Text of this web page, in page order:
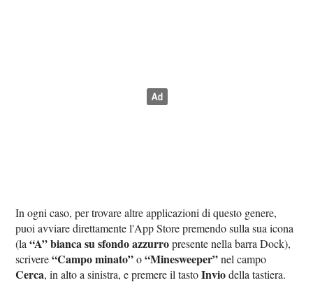
In ogni caso, per trovare altre applicazioni di questo genere,
puoi avviare direttamente l'App Store premendo sulla sua icona
(la“A” bianca su sfondo azzurropresente nella barra Dock),
scrivere“Campo minato”o“Minesweeper”nel campo
Cerca, in alto a sinistra, e premere il tastoInviodella tastiera.